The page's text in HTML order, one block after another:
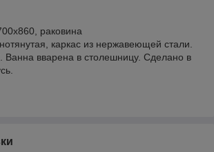
раковина
каркас из нержавеющей стали.
вварена в столешницу. Сделано в